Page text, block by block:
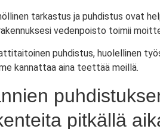
tarkastus ja puhdistus ovat
vedenpoisto toimii
puhdistus, huolellinen
kannattaa aina teettää meillä.
pitkällä